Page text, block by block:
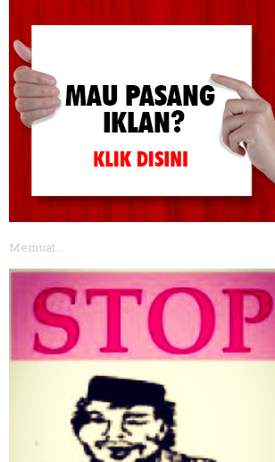
Memuat...